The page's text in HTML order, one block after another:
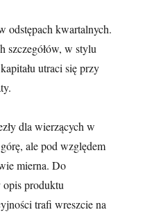
odstępach kwartalnych.
szczegółów, w stylu
utraci się przy
dla wierzących w
ale pod względem
mierna. Do
opis produktu
trafi wreszcie na